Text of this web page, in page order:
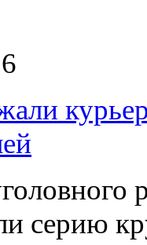
серию